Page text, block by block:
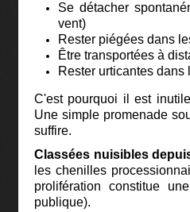
Se détacher
vent)
Rester piégées dans
Être transportées à
Rester urticantes
C'est pourquoi il est
Une simple promenade
suffire.
Classées nuisibles
les chenilles
prolifération constitue
publique).